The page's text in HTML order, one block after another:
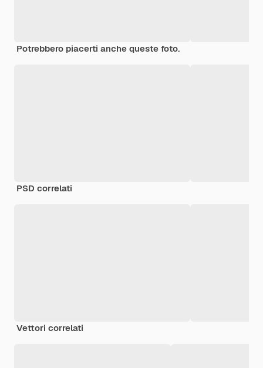
Potrebbero piacerti anche queste foto.
PSD correlati
Vettori correlati